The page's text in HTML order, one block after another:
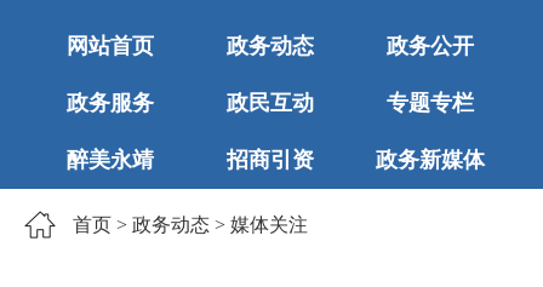
网站首页 政务动态 政务公开
政务服务 政民互动 专题专栏
醉美永靖 招商引资 政务新媒体
首页 > 政务动态 > 媒体关注